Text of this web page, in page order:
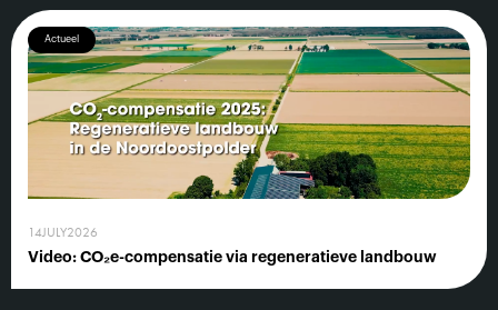
Actueel
14JULY2026
Video: CO₂e-compensatie via regeneratieve landbouw